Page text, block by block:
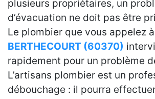
plusieurs propriétaires, un
d’évacuation ne doit pas être
Le plombier que vous appelez à
BERTHECOURT (60370)
rapidement pour un problème
L’artisans plombier est un
débouchage : il pourra